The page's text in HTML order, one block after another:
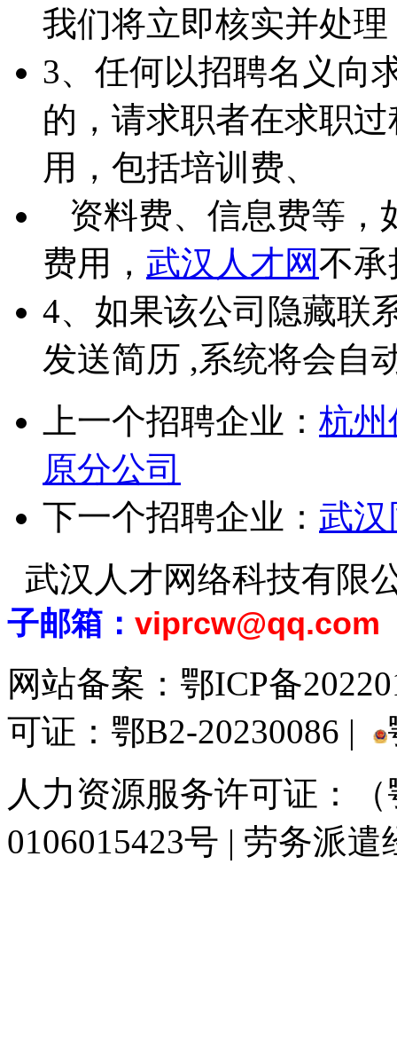
我们将立即核实并处理
3、任何以招聘名义向
的，请求职者在求职
用，包括培训费、
资料费、信息费等，
费用， 武汉人才网不承
4、如果该公司隐藏联
发送简历 ,系统将会自
上一个招聘企业： 杭州
原分公司
下一个招聘企业： 武
武汉人才网络科技有限
子邮箱： viprcw@qq.com
网站备案： 鄂ICP备
可证：鄂B2-20230086 |
人力资源服务许可证：
0106015423号 | 劳务派